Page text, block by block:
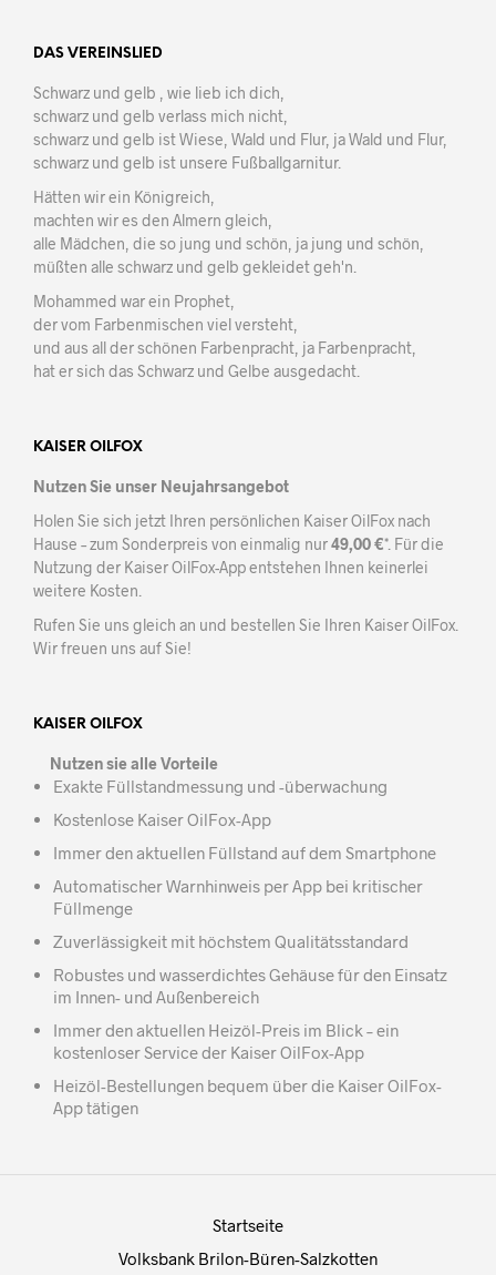
DAS VEREINSLIED
Schwarz und gelb , wie lieb ich dich,
schwarz und gelb verlass mich nicht,
schwarz und gelb ist Wiese, Wald und Flur, ja Wald und Flur,
schwarz und gelb ist unsere Fußballgarnitur.
Hätten wir ein Königreich,
machten wir es den Almern gleich,
alle Mädchen, die so jung und schön, ja jung und schön,
müßten alle schwarz und gelb gekleidet geh'n.
Mohammed war ein Prophet,
der vom Farbenmischen viel versteht,
und aus all der schönen Farbenpracht, ja Farbenpracht,
hat er sich das Schwarz und Gelbe ausgedacht.
KAISER OILFOX
Nutzen Sie unser Neujahrsangebot
Holen Sie sich jetzt Ihren persönlichen Kaiser OilFox nach
Hause – zum Sonderpreis von einmalig nur49,00 €*. Für die
Nutzung der Kaiser OilFox-App entstehen Ihnen keinerlei
weitere Kosten.
Rufen Sie uns gleich an und bestellen Sie Ihren Kaiser OilFox.
Wir freuen uns auf Sie!
KAISER OILFOX
Nutzen sie alle Vorteile
Exakte Füllstandmessung und -überwachung
Kostenlose Kaiser OilFox-App
Immer den aktuellen Füllstand auf dem Smartphone
Automatischer Warnhinweis per App bei kritischer
Füllmenge
Zuverlässigkeit mit höchstem Qualitätsstandard
Robustes und wasserdichtes Gehäuse für den Einsatz
im Innen- und Außenbereich
Immer den aktuellen Heizöl-Preis im Blick – ein
kostenloser Service der Kaiser OilFox-App
Heizöl-Bestellungen bequem über die Kaiser OilFox-
App tätigen
Startseite
Volksbank Brilon-Büren-Salzkotten